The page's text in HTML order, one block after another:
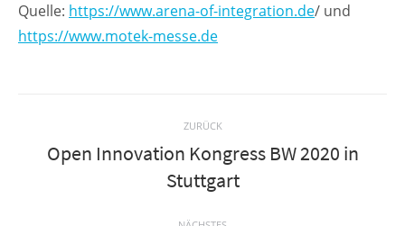
Quelle: https://www.arena-of-integration.de/ und
https://www.motek-messe.de
ZURÜCK
Vorheriger
Beitrag:
Open Innovation Kongress BW 2020 in
Stuttgart